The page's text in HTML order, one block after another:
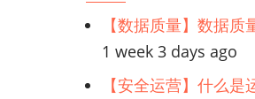
链
接：
【数据质量】数据
1 week 3 days ago
【安全运营】什么是